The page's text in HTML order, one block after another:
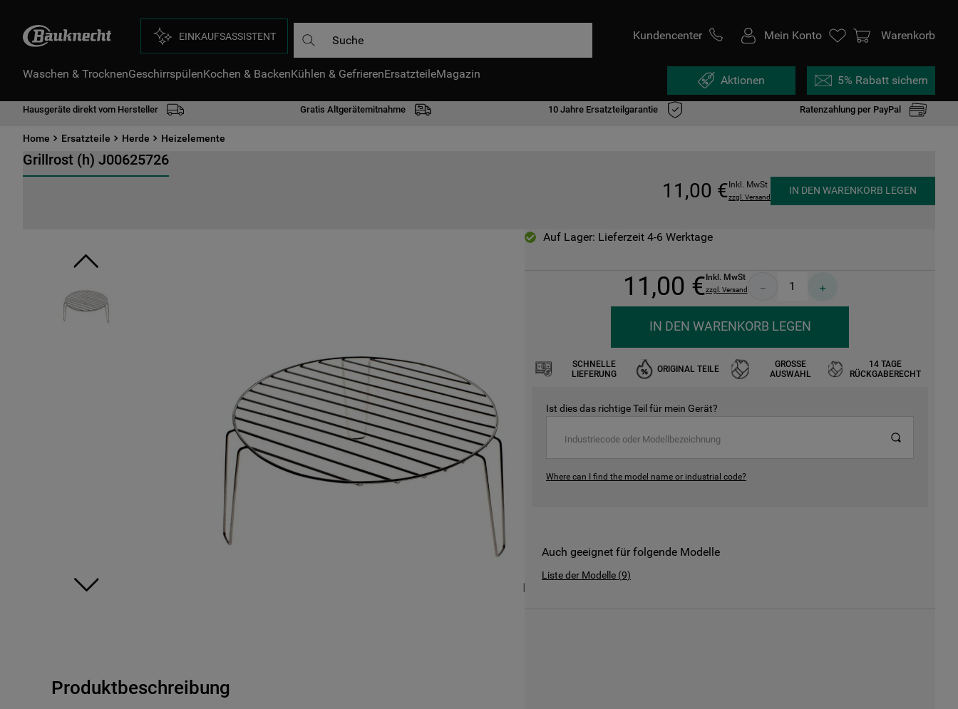
EINKAUFSASSISTENT Kundencenter Mein Konto Warenkorb
Waschen & TrocknenGeschirrspülenKochen & BackenKühlen & GefrierenErsatzteileMagazin Aktionen 5% Rabatt sichern
Hausgeräte direkt vom Hersteller Gratis Altgerätemitnahme 10 Jahre Ersatzteilgarantie Ratenzahlung per PayPal
Home Ersatzteile Herde Heizelemente
Grillrost (h) J00625726
11 ,00 €Inkl. MwSt
zzgl. Versand
IN DEN WARENKORB LEGEN
Produktbeschreibung
Auf Lager: Lieferzeit 4-6 Werktage
11 ,00 €Inkl. MwSt
zzgl. Versand ＋
－
IN DEN WARENKORB LEGEN
SCHNELLE
LIEFERUNG
ORIGINAL TEILE
GROSSE A
USWAHL
14 TAGE
RÜCKGABERECHT
Ist dies das richtige Teil für mein Gerät?
Where can I find the model name or industrial code?
Auch geeignet für folgende Modelle
Liste der Modelle (9)
DIE HÄUFIGSTEN SUCHANFRAGEN